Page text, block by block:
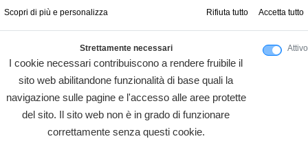
Scopri di più e personalizza Rifiuta tutto Accetta tutto
Strettamente necessari
I cookie necessari contribuiscono a rendere fruibile il
sito web abilitandone funzionalità di base quali la
navigazione sulle pagine e l'accesso alle aree protette
del sito. Il sito web non è in grado di funzionare
correttamente senza questi cookie.
Attivo